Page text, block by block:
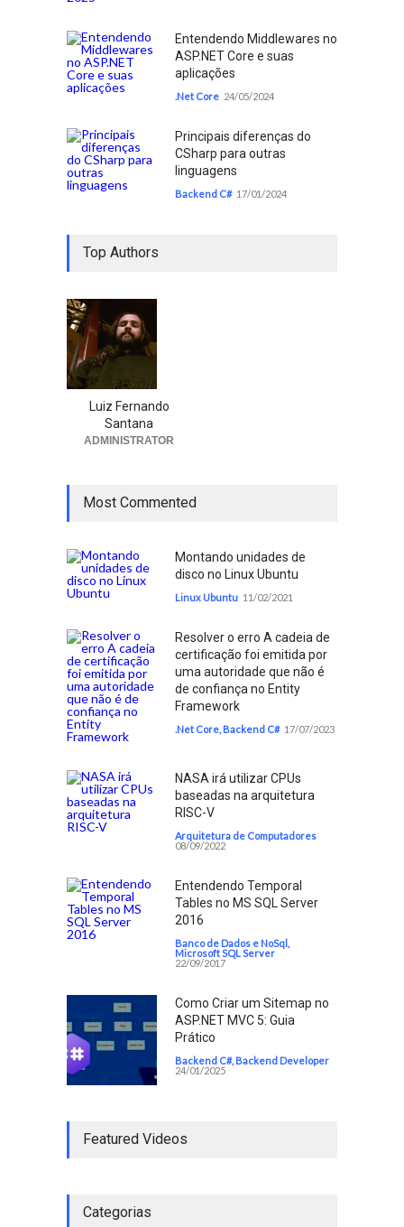
Entendendo Middlewares no
ASP.NET Core e suas
aplicações
.Net Core 24/05/2024
Principais diferenças do
CSharp para outras
linguagens
Backend C# 17/01/2024
Top Authors
Luiz Fernando
Santana
ADMINISTRATOR
Most Commented
Montando unidades de
disco no Linux Ubuntu
Linux Ubuntu 11/02/2021
Resolver o erro A cadeia de
certificação foi emitida por
uma autoridade que não é
de confiança no Entity
Framework
.Net Core, Backend C# 17/07/2023
NASA irá utilizar CPUs
baseadas na arquitetura
RISC-V
Arquitetura de Computadores
08/09/2022
Entendendo Temporal
Tables no MS SQL Server
2016
Banco de Dados e NoSql,
Microsoft SQL Server
22/09/2017
Como Criar um Sitemap no
ASP.NET MVC 5: Guia
Prático
Backend C#, Backend Developer
24/01/2025
Featured Videos
Categorias